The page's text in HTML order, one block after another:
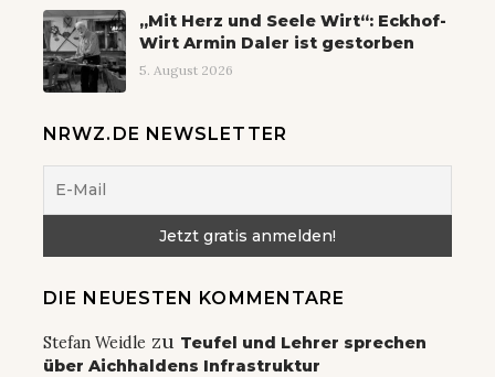
„Mit Herz und Seele Wirt“: Eckhof-
Wirt Armin Daler ist gestorben
5. August 2026
NRWZ.DE NEWSLETTER
DIE NEUESTEN KOMMENTARE
Stefan Weidle zu Teufel und Lehrer sprechen
über Aichhaldens Infrastruktur